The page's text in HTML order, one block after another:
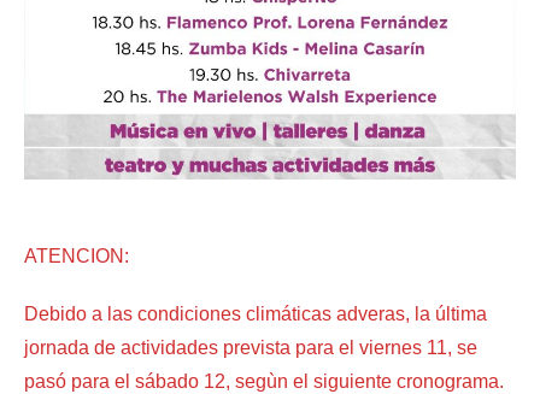
ATENCION:
Debido a las condiciones climáticas adveras, la última
jornada de actividades prevista para el viernes 11, se
pasó para el sábado 12, segùn el siguiente cronograma.